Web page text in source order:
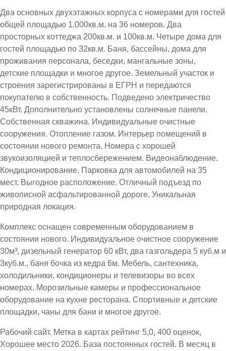
Два основных двухэтажных корпуса с номерами для гостей
общей площадью 1.000кв.м. на 36 номеров. Два
просторных коттеджа 200кв.м. и 100кв.м. Четыре дома для
гостей площадью по 32кв.м. Баня, бассейны, дома для
проживания персонала, беседки, мангальные зоны,
детские площадки и многое другое. Земельный участок и
строения зарегистрированы в ЕГРН и передаются
покупателю в собственность. Подведено электричество
45кВт. Дополнительно установлены солнечные панели.
Собственная скважина. Индивидуальные очистные
сооружения. Отопление газом. Интерьер помещений в
состоянии нового ремонта. Номера с хорошей
звукоизоляцией и теплосбережением. Видеонаблюдение.
Кондиционирование. Парковка для автомобилей на 35
мест. Выгодное расположение. Отличный подъезд по
живописной асфальтированной дороге. Уникальная
природная локация.
Комплекс оснащен современным оборудованием в
состоянии нового. Индивидуальное очистное сооружение
30м³, дизельный генератор 60 кВт, два газгольдера 5 куб.м и
3куб.м., баня бочка из кедра 6м. Мебель, сантехника,
холодильники, кондиционеры и телевизоры во всех
номерах. Морозильные камеры и профессиональное
оборудование на кухне ресторана. Спортивные и детские
площадки, чаны для бани и многое другое.
Рабочий сайт. Метка в картах рейтинг 5,0, 400 оценок,
Хорошее место 2026. База постоянных гостей. В месяц в